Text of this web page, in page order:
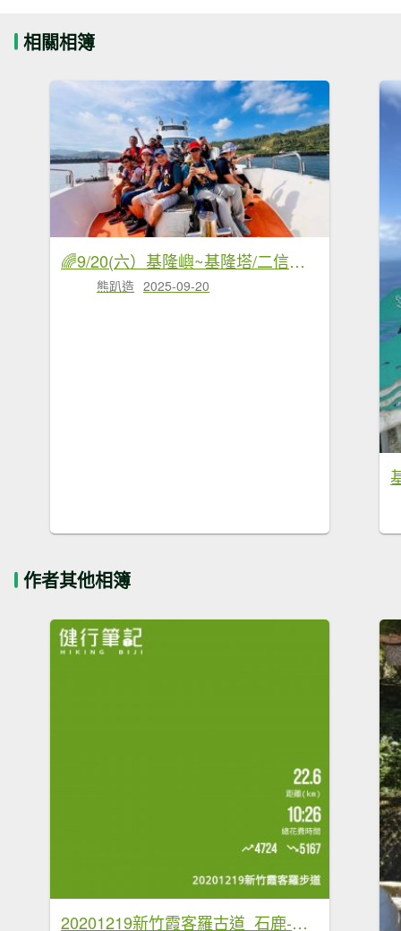
相關相簿
🌈9/20(六）基隆嶼~基隆塔/二信防空洞~基隆廟口✨FB：熊熊趴爬走 🌈
熊趴造 2025-09-20
作者其他相簿
20201219新竹霞客羅古道_石鹿-養老